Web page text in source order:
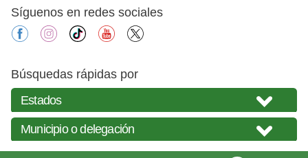
Síguenos en redes sociales
facebookinstagram
tiktok youtube
Búsquedas rápidas por